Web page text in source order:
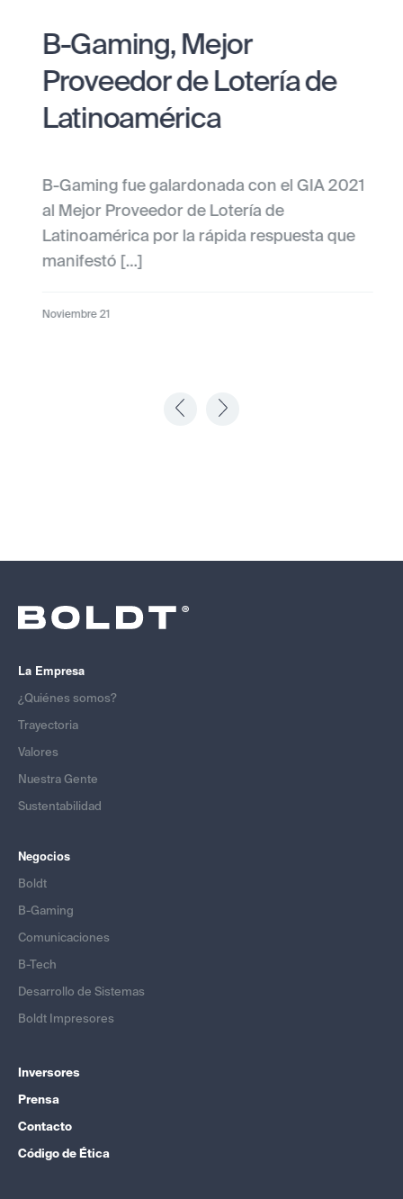
B-Gaming, Mejor
Proveedor de Lotería de
Latinoamérica
B-Gaming fue galardonada con el GIA 2021
al Mejor Proveedor de Lotería de
Latinoamérica por la rápida respuesta que
manifestó […]
Noviembre 21
La Empresa
¿Quiénes somos?
Trayectoria
Valores
Nuestra Gente
Sustentabilidad
Negocios
Boldt
B-Gaming
Comunicaciones
B-Tech
Desarrollo de Sistemas
Boldt Impresores
Inversores
Prensa
Contacto
Código de Ética